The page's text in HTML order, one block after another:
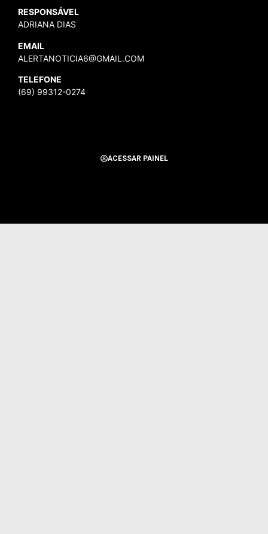
RESPONSÁVEL
ADRIANA DIAS
EMAIL
ALERTANOTICIA6@GMAIL.COM
TELEFONE
(69) 99312-0274
ACESSAR PAINEL